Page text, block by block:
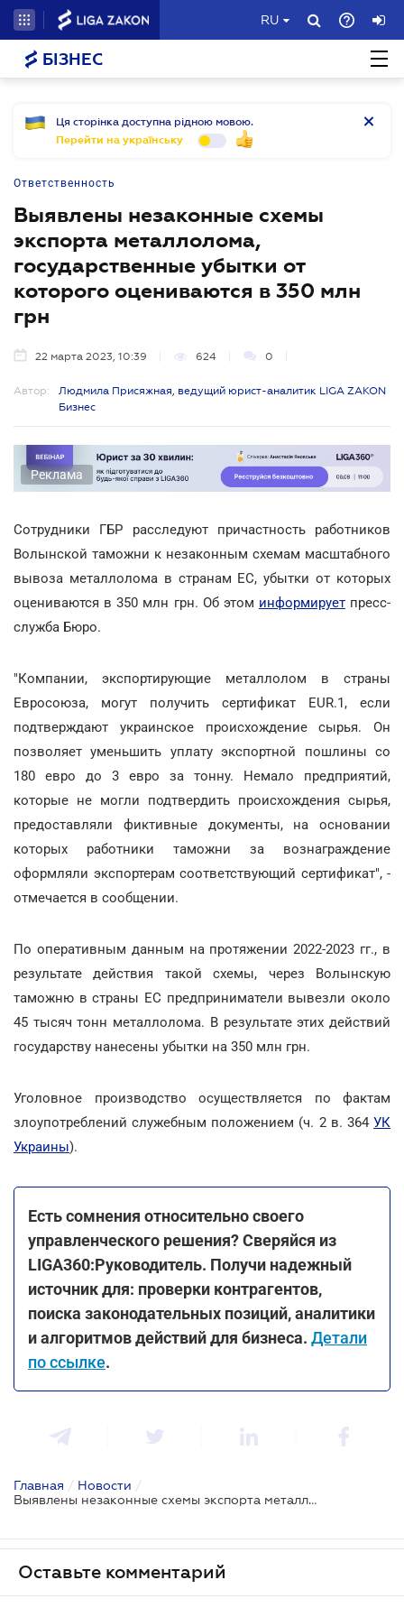
RU
БІЗНЕС
Ця сторінка доступна рідною мовою.
Перейти на українську
Ответственность
Выявлены незаконные схемы
экспорта металлолома,
государственные убытки от
которого оцениваются в 350 млн
грн
22 марта 2023, 10:39 624 0
Автор:
Людмила Присяжная, ведущий юрист-аналитик LIGA ZAKON
Бизнес
Реклама
Сотрудники ГБР расследуют причастность работников
Волынской таможни к незаконным схемам масштабного
вывоза металлолома в странам ЕС, убытки от которых
оцениваются в 350 млн грн. Об этом информируетпресс-
служба Бюро.
"Компании, экспортирующие металлолом в страны
Евросоюза, могут получить сертификат EUR.1, если
подтверждают украинское происхождение сырья. Он
позволяет уменьшить уплату экспортной пошлины со
180 евро до 3 евро за тонну. Немало предприятий,
которые не могли подтвердить происхождения сырья,
предоставляли фиктивные документы, на основании
которых работники таможни за вознаграждение
оформляли экспортерам соответствующий сертификат", -
отмечается в сообщении.
По оперативным данным на протяжении 2022-2023 гг., в
результате действия такой схемы, через Волынскую
таможню в страны ЕС предприниматели вывезли около
45 тысяч тонн металлолома. В результате этих действий
государству нанесены убытки на 350 млн грн.
Уголовное производство осуществляется по фактам
злоупотреблений служебным положением (ч. 2 в. 364 УК
Украины).
Есть сомнения относительно своего
управленческого решения? Сверяйся из
LIGA360:Руководитель. Получи надежный
источник для: проверки контрагентов,
поиска законодательных позиций, аналитики
и алгоритмов действий для бизнеса. Детали
по ссылке.
Главная / Новости /
Выявлены незаконные схемы экспорта металлолома, государственные убытки от которого оцениваются в 350 млн грн
Оставьте комментарий